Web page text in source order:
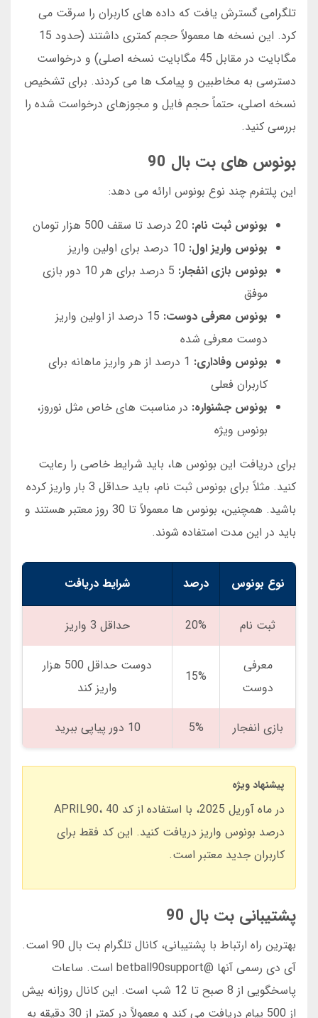
تلگرامی گسترش یافت که داده های کاربران را سرقت می
کرد. این نسخه ها معمولاً حجم کمتری داشتند (حدود 15
مگابایت در مقابل 45 مگابایت نسخه اصلی) و درخواست
دسترسی به مخاطبین و پیامک ها می کردند. برای تشخیص
نسخه اصلی، حتماً حجم فایل و مجوزهای درخواست شده را
بررسی کنید.
بونوس های بت بال 90
این پلتفرم چند نوع بونوس ارائه می دهد:
بونوس ثبت نام:
بونوس واریز اول:
بونوس بازی انفجار:
5 درصد برای هر 10 دور بازی
موفق
بونوس معرفی دوست:
15 درصد از اولین واریز
دوست معرفی شده
بونوس وفاداری:
1 درصد از هر واریز ماهانه برای
کاربران فعلی
بونوس جشنواره: در مناسبت های خاص مثل نوروز،
بونوس ویژه
برای دریافت این بونوس ها، باید شرایط خاصی را رعایت
کنید. مثلاً برای بونوس ثبت نام، باید حداقل 3 بار واریز کرده
باشید. همچنین، بونوس ها معمولاً تا 30 روز معتبر هستند و
باید در این مدت استفاده شوند.
نوع بونوس درصد شرایط دریافت
ثبت نام 20% حداقل 3 واریز
معرفی
دوست
15%
دوست حداقل 500 هزار
واریز کند
بازی انفجار 5% 10 دور پیاپی ببرید
پیشنهاد ویژه
در ماه آوریل 2025، با استفاده از کد APRIL90، 40
درصد بونوس واریز دریافت کنید. این کد فقط برای
کاربران جدید معتبر است.
پشتیبانی بت بال 90
بهترین راه ارتباط با پشتیبانی، کانال تلگرام بت بال 90 است.
آی دی رسمی آنها @betball90support است. ساعات
پاسخگویی از 8 صبح تا 12 شب است. این کانال روزانه بیش
از 500 پیام دریافت می کند و معمولاً در کمتر از 30 دقیقه به